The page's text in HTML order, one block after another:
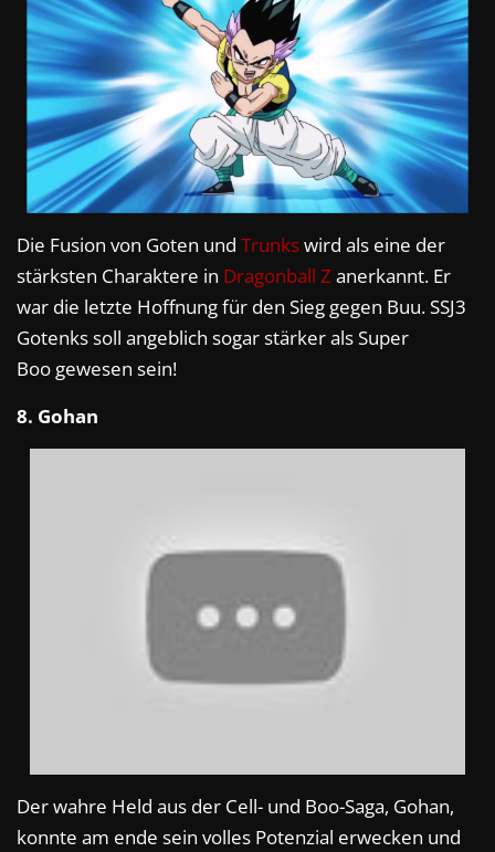
Die Fusion von Goten und Trunkswird als eine der
stärksten Charaktere in Dragonball Z anerkannt. Er
war die letzte Hoffnung für den Sieg gegen Buu. SSJ3
Gotenks soll angeblich sogar stärker als Super
Boo gewesen sein!
8. Gohan
Der wahre Held aus der Cell- und Boo-Saga, Gohan,
konnte am ende sein volles Potenzial erwecken und